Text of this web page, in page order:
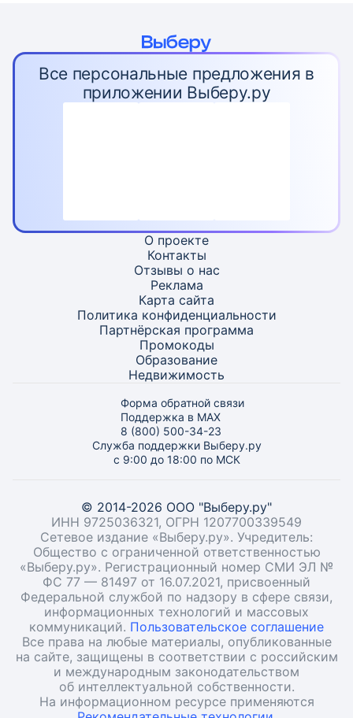
Все персональные предложения в
приложении Выберу.ру
О проекте
Контакты
Отзывы о нас
Реклама
Карта сайта
Политика конфиденциальности
Партнёрская программа
Промокоды
Образование
Недвижимость
Форма обратной связи
Поддержка в MAX
8 (800) 500-34-23
Служба поддержки Выберу.ру
с 9:00 до 18:00 по МСК
© 2014-2026 ООО "Выберу.ру"
ИНН 9725036321, ОГРН 1207700339549
Сетевое издание «Выберу.ру». Учредитель:
Общество с ограниченной ответственностью
«Выберу.ру». Регистрационный номер СМИ ЭЛ №
ФС 77 — 81497 от 16.07.2021, присвоенный
Федеральной службой по надзору в сфере связи,
информационных технологий и массовых
коммуникаций. Пользовательское соглашение
Все права на любые материалы, опубликованные
на сайте, защищены в соответствии с российским
и международным законодательством
об интеллектуальной собственности.
На информационном ресурсе применяются